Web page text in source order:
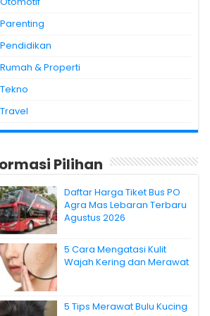
Parenting
Pendidikan
Rumah & Properti
Tekno
Travel
Pilihan
Daftar Harga Tiket Bus PO
Agra Mas Lebaran Terbaru
Agustus 2026
5 Cara Mengatasi Kulit
Wajah Kering dan Merawat
5 Tips Merawat Bulu Kucing